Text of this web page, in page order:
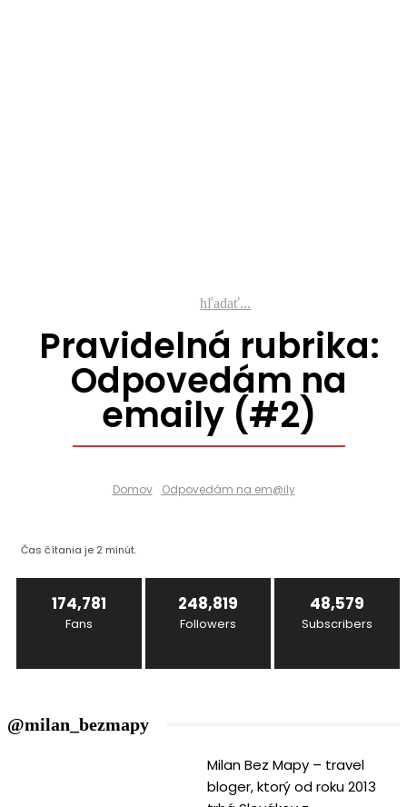
hľadať...
Pravidelná rubrika:
Odpovedám na
emaily (#2)
Domov Odpovedám na em@ily
Čas čítania je 2 minút.
174,781
Fans
248,819
Followers
48,579
Subscribers
@milan_bezmapy
Milan Bez Mapy – travel
bloger, ktorý od roku 2013